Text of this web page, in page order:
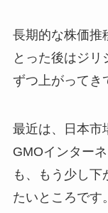
長期的な株価推
とった後はジリ
ずつ上がってき
最近は、日本市
GMOインター
も、もう少し下
たいところです。